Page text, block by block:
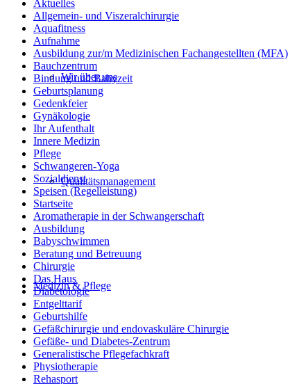
Wir über uns
Qualitätsmanagement
Medizin & Pflege
Aktuelles
Allgemein- und Viszeralchirurgie
Aquafitness
Aufnahme
Ausbildung zur/m Medizinischen Fachangestellten (MFA)
Bauchzentrum
Bindung und Babyzeit
Geburtsplanung
Gedenkfeier
Gynäkologie
Ihr Aufenthalt
Innere Medizin
Pflege
Schwangeren-Yoga
Sozialdienst
Speisen (Regelleistung)
Startseite
Aromatherapie in der Schwangerschaft
Ausbildung
Babyschwimmen
Beratung und Betreuung
Chirurgie
Das Haus
Diabetologie
Entgelttarif
Geburtshilfe
Gefäßchirurgie und endovaskuläre Chirurgie
Gefäße- und Diabetes-Zentrum
Generalistische Pflegefachkraft
Physiotherapie
Rehasport